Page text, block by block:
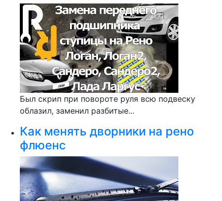
Был скрип при повороте руля всю подвеску
облазил, заменил разбитые...
Как менять дворники на рено
флюенс